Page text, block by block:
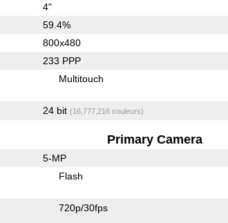
4"
59.4%
800x480
233 PPP
Multitouch
24 bit (16,777,216 couleurs)
Primary Camera
5-MP
Flash
720p/30fps